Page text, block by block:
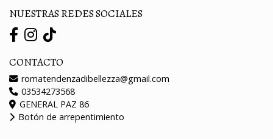
NUESTRAS REDES SOCIALES
CONTACTO
romatendenzadibellezza@gmail.com
03534273568
GENERAL PAZ 86
Botón de arrepentimiento